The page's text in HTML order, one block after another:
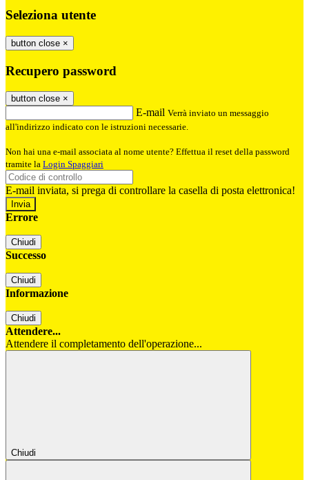
Seleziona utente
button close ×
Recupero password
button close ×
E-mail Verrà inviato un messaggio
all'indirizzo indicato con le istruzioni necessarie.
Non hai una e-mail associata al nome utente? Effettua il reset della password
tramite la Login Spaggiari
E-mail inviata, si prega di controllare la casella di posta elettronica!
Errore
Chiudi
Successo
Chiudi
Informazione
Chiudi
Attendere...
Attendere il completamento dell'operazione...
Chiudi